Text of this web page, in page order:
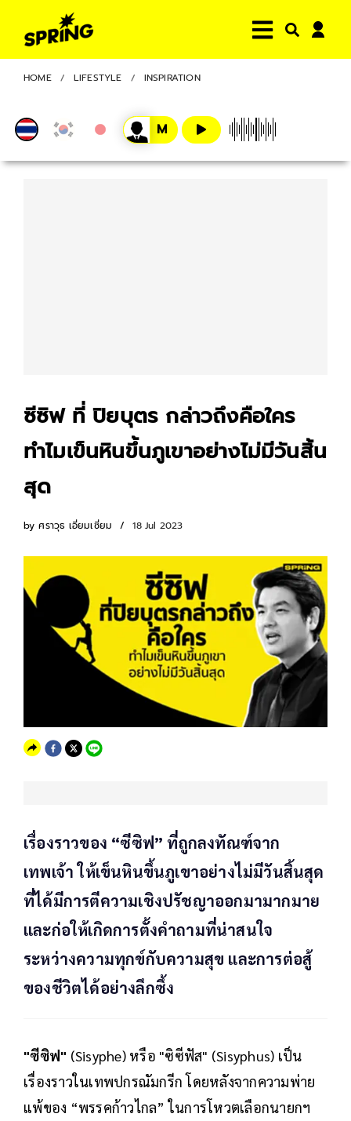
HOME LIFESTYLE INSPIRATION
ซีซิฟ ที่ ปิยบุตร กล่าวถึงคือใคร
ทำไมเข็นหินขึ้นภูเขาอย่างไม่มีวันสิ้น
สุด
by ศราวุธ เอี่ยมเซี่ยม 18 Jul 2023
เรื่องราวของ “ซีซิฟ” ที่ถูกลงทัณฑ์จาก
เทพเจ้า ให้เข็นหินขึ้นภูเขาอย่างไม่มีวันสิ้นสุด
ที่ได้มีการตีความเชิงปรัชญาออกมามากมาย
และก่อให้เกิดการตั้งคำถามที่น่าสนใจ
ระหว่างความทุกข์กับความสุข และการต่อสู้
ของชีวิตได้อย่างลึกซึ้ง
"ซีซิฟ" (Sisyphe) หรือ "ซิซีฟัส" (Sisyphus) เป็น
เรื่องราวในเทพปกรณัมกรีก โดยหลังจากความพ่าย
แพ้ของ “พรรคก้าวไกล” ในการโหวตเลือกนายกฯ